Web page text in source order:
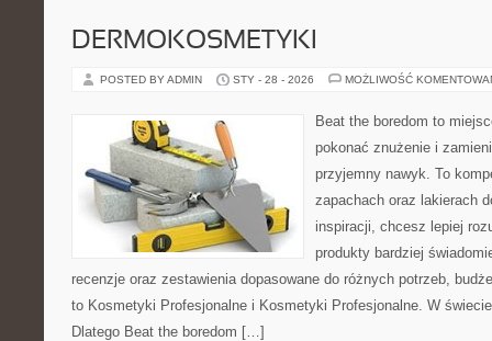
DERMOKOSMETYKI
POSTED BY ADMIN STY - 28 - 2026 MOŻLIWOŚĆ
Beat the boredom to
pokonać znużenie i
przyjemny nawyk. To
zapachach oraz lakierach
inspiracji, chcesz lepiej
produkty bardziej
recenzje oraz zestawienia dopasowane do różnych potrzeb,
to Kosmetyki Profesjonalne i Kosmetyki Profesjonalne. W
Dlatego Beat the boredom […]